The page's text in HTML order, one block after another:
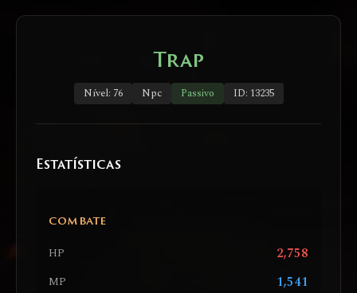
Trap
Nível: 76 Npc Passivo ID: 13235
Estatísticas
COMBATE
HP 2,758
MP 1,541